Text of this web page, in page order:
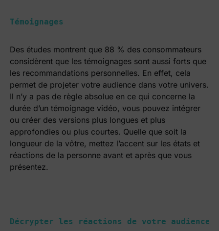
Témoignages
Des études montrent que 88 % des consommateurs
considèrent que les témoignages sont aussi forts que
les recommandations personnelles. En effet, cela
permet de projeter votre audience dans votre univers.
Il n’y a pas de règle absolue en ce qui concerne la
durée d’un témoignage vidéo, vous pouvez intégrer
ou créer des versions plus longues et plus
approfondies ou plus courtes. Quelle que soit la
longueur de la vôtre, mettez l’accent sur les états et
réactions de la personne avant et après que vous
présentez.
Décrypter les réactions de votre audience